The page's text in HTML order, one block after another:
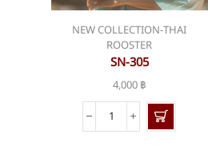
NEW COLLECTION-THAI
ROOSTER
SN-305
4,000 ฿
จำนวน